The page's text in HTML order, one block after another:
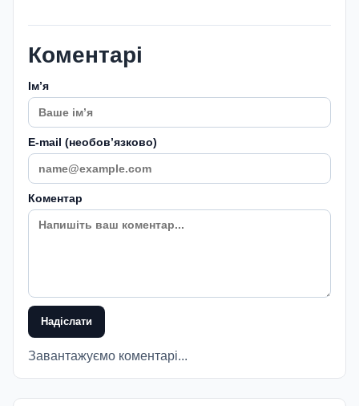
Коментарі
Імʼя
E-mail (необовʼязково)
Коментар
Надіслати
Завантажуємо коментарі...